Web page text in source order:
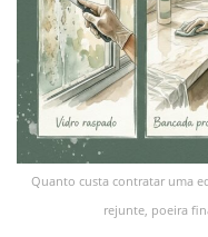
Quanto custa contratar uma
rejunte, poeira